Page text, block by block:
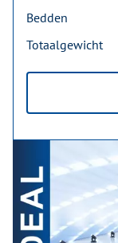
Bedden
Totaalgewicht